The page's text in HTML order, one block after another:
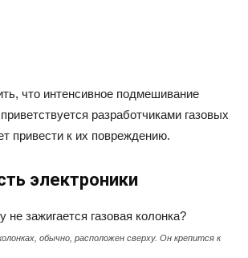
что интенсивное подмешивание
разработчиками газовых
привести к их повреждению.
электроники
обычно, расположен сверху. Он крепится к